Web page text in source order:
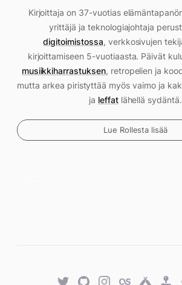
Kirjoittaja on 37-vuotias
yrittäjä ja teknologiajohtaja
digitoimistossa, verkkosivujen
kirjoittamiseen 5-vuotiaasta. Päivät
musiikkiharrastuksen, retropelien ja
mutta arkea piristyttää myös vaimo ja
ja leffatlähellä sydäntä.
Lue Rollesta lisää
TwitterGitHubTwitterLast.fm